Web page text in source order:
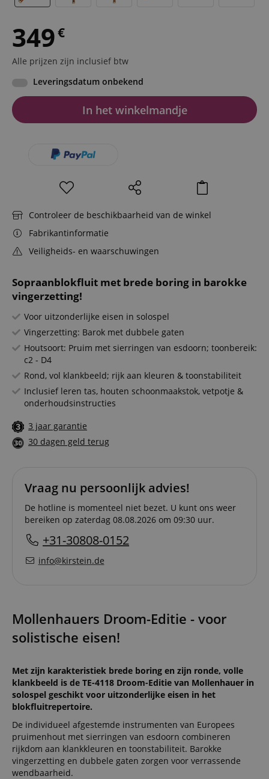
Sopraanblokfluit met brede boring in barokke
vingerzetting!
Voor uitzonderlijke eisen in solospel
Vingerzetting: Barok met dubbele gaten
Houtsoort: Pruim met sierringen van esdoorn; toonbereik:
c2 - D4
Rond, vol klankbeeld; rijk aan kleuren & toonstabiliteit
Inclusief leren tas, houten schoonmaakstok, vetpotje &
onderhoudsinstructies
3 jaar garantie
30 dagen geld terug
349€
Alle prijzen zijn inclusief btw
Leveringsdatum onbekend
In het winkelmandje
Controleer de beschikbaarheid van de winkel
Fabrikantinformatie
Veiligheids- en waarschuwingen
Vraag nu persoonlijk advies!
De hotline is momenteel niet bezet. U kunt ons weer
bereiken op zaterdag 08.08.2026 om 09:30 uur.
+31-30808-0152
info@kirstein.de
Mollenhauers Droom-Editie - voor
solistische eisen!
Met zijn karakteristiek brede boring en zijn ronde, volle
klankbeeld is de TE-4118 Droom-Editie van Mollenhauer in
solospel geschikt voor uitzonderlijke eisen in het
blokfluitrepertoire.
De individueel afgestemde instrumenten van Europees
pruimenhout met sierringen van esdoorn combineren
rijkdom aan klankkleuren en toonstabiliteit. Barokke
vingerzetting en dubbele gaten zorgen voor verrassende
wendbaarheid.